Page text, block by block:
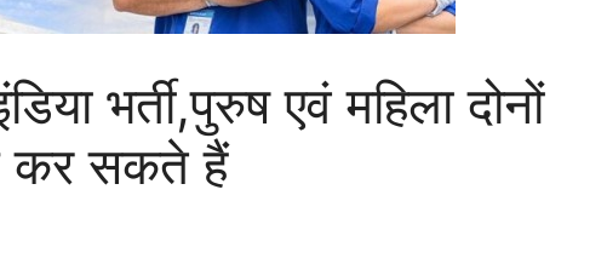
भर्ती,पुरुष एवं महिला दोनों
कर सकते हैं